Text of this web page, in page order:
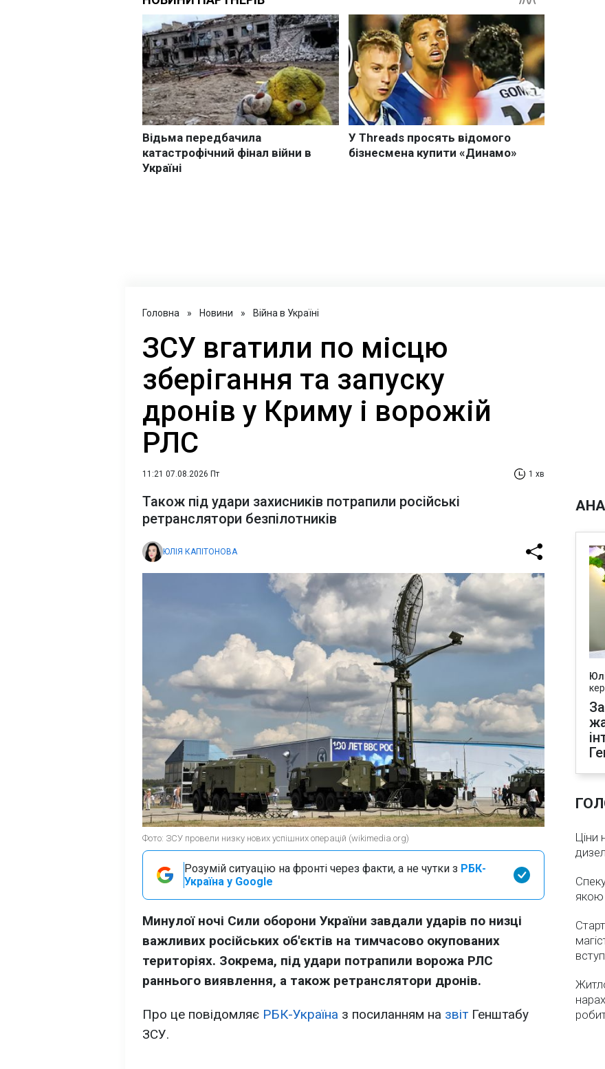
Головна » Новини » Війна в Україні
ЗСУ вгатили по місцю
зберігання та запуску
дронів у Криму і ворожій
РЛС
11:21 07.08.2026 Пт 1 хв
Також під удари захисників потрапили російські
ретранслятори безпілотників
ЮЛІЯ КАПІТОНОВА
Фото: ЗСУ провели низку нових успішних операцій (wikimedia.org)
Розумій ситуацію на фронті через факти, а не чутки з РБК-
Україна у Google
Минулої ночі Сили оборони України завдали ударів по низці
важливих російських об'єктів на тимчасово окупованих
територіях. Зокрема, під удари потрапили ворожа РЛС
раннього виявлення, а також ретранслятори дронів.
Про це повідомляє РБК-Україна з посиланням на звіт Генштабу
ЗСУ.
Ціни
якою